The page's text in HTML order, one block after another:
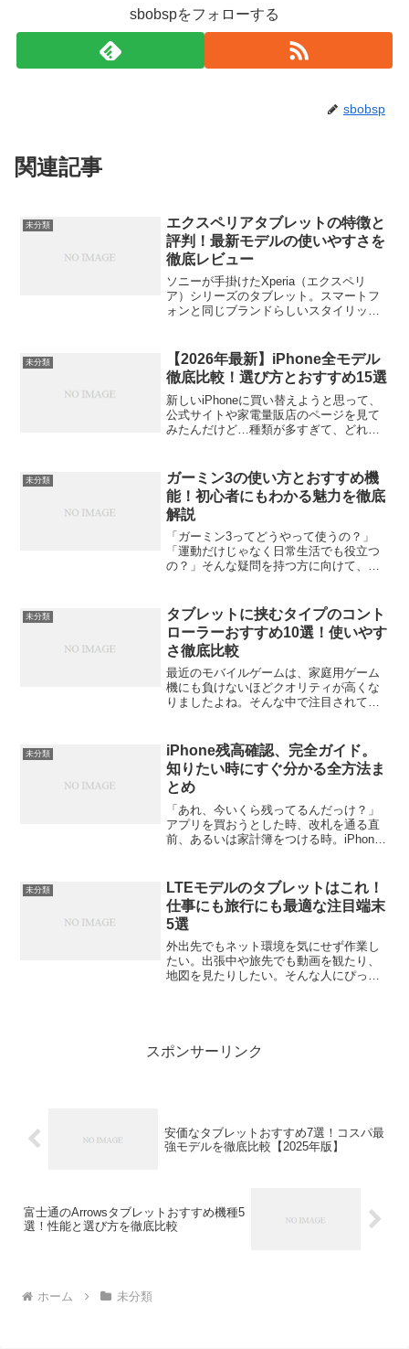
sbobspをフォローする
sbobsp
関連記事
未分類
エクスペリアタブレットの特徴と
評判！最新モデルの使いやすさを
徹底レビュー
ソニーが手掛けたXperia（エクスペリ
ア）シリーズのタブレット。スマートフ
ォンと同じブランドらしいスタイリッシ
た。今回は、そのエクスペリアタブレッ
トの魅力や評判、そして今...
未分類
【2026年最新】iPhone全モデル
徹底比較！選び方とおすすめ15選
新しいiPhoneに買い替えようと思って、
公式サイトや家電量販店のページを見て
みたんだけど…種類が多すぎて、どれを
の？」「無印とPlus、どっちがいいんだ
ろう」「予...
未分類
ガーミン3の使い方とおすすめ機
能！初心者にもわかる魅力を徹底
解説
「ガーミン3ってどうやって使うの？」
「運動だけじゃなく日常生活でも役立つ
の？」そんな疑問を持つ方に向けて、こ
ど）の魅力をわかりやすく紹介します...
未分類
タブレットに挟むタイプのコント
ローラーおすすめ10選！使いやす
さ徹底比較
最近のモバイルゲームは、家庭用ゲーム
機にも負けないほどクオリティが高くな
りましたよね。そんな中で注目されてい
い、でも据え置き機ほど大げさにはした
くない──そんな人たちの...
未分類
iPhone残高確認、完全ガイド。
知りたい時にすぐ分かる全方法ま
とめ
「あれ、今いくら残ってるんだっけ？」
アプリを買おうとした時、改札を通る直
前、あるいは家計簿をつける時。iPhone
「iPhoneの残高」と言っても、実はいく
つかの種類があ...
未分類
LTEモデルのタブレットはこれ！
仕事にも旅行にも最適な注目端末
5選
外出先でもネット環境を気にせず作業し
たい。出張中や旅先でも動画を観たり、
地図を見たりしたい。そんな人にぴった
スポンサーリンク
安価なタブレットおすすめ7選！コスパ最
強モデルを徹底比較【2025年版】
富士通のArrowsタブレットおすすめ機種5
選！性能と選び方を徹底比較
ホーム 未分類